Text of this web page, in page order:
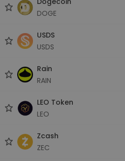
DOGE
USDS
USDS
Rain
RAIN
LEO Token
LEO
Zcash
ZEC